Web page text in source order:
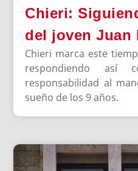
Chieri:
del joven Juan
Chieri marca este
respondiendo así
responsabilidad al
sueño de los 9 años.